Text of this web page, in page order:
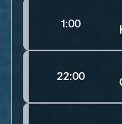
1:00
22:00